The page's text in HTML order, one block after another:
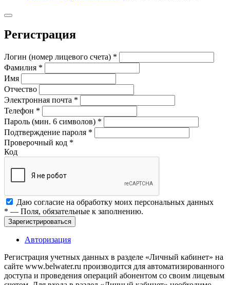
Регистрация
Логин (номер лицевого счета) *
Фамилия *
Имя
Отчество
Электронная почта *
Телефон *
Пароль (мин. 6 символов) *
Подтверждение пароля *
Проверочный код *
Код
Даю согласие на обработку моих персональных данных
* — Поля, обязательные к заполнению.
Зарегистрироваться
Авторизация
Регистрация учетных данных в разделе «Личный кабинет» на
сайте www.belwater.ru производится для автоматизированного
доступа и проведения операций абонентом со своим лицевым